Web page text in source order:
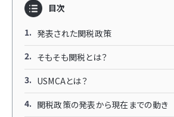
目次
発表された関税政策
そもそも関税とは？
USMCAとは？
関税政策の発表から現在までの動き